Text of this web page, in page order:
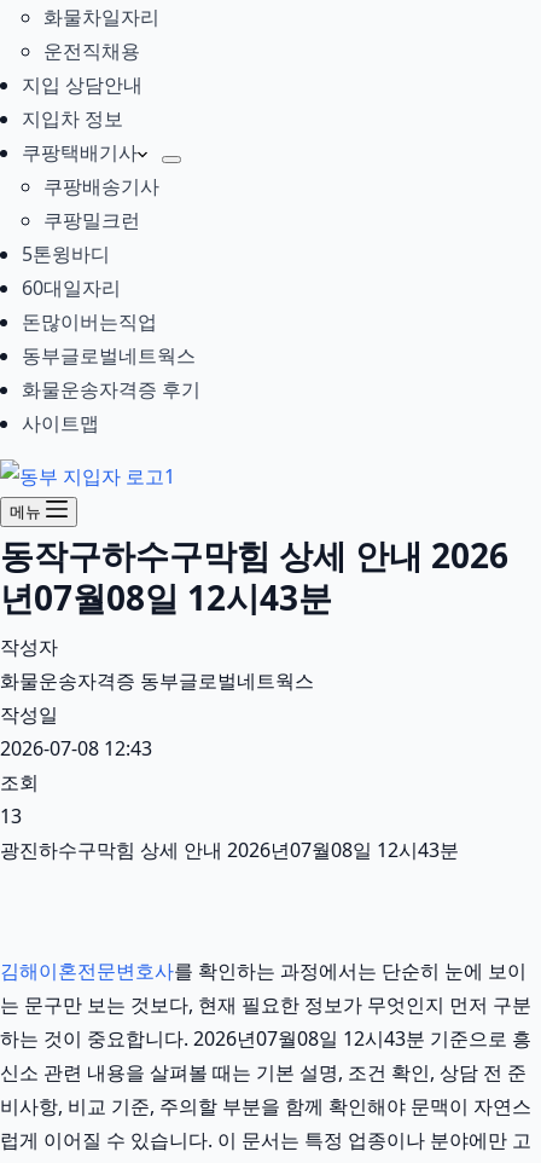
화물차일자리
운전직채용
지입 상담안내
지입차 정보
쿠팡택배기사
쿠팡배송기사
쿠팡밀크런
5톤윙바디
60대일자리
돈많이버는직업
동부글로벌네트웍스
화물운송자격증 후기
사이트맵
메뉴
동작구하수구막힘 상세 안내 2026
년07월08일 12시43분
작성자
화물운송자격증 동부글로벌네트웍스
작성일
2026-07-08 12:43
조회
13
광진하수구막힘 상세 안내 2026년07월08일 12시43분
김해이혼전문변호사를 확인하는 과정에서는 단순히 눈에 보이
는 문구만 보는 것보다, 현재 필요한 정보가 무엇인지 먼저 구분
하는 것이 중요합니다. 2026년07월08일 12시43분 기준으로 흥
신소 관련 내용을 살펴볼 때는 기본 설명, 조건 확인, 상담 전 준
비사항, 비교 기준, 주의할 부분을 함께 확인해야 문맥이 자연스
럽게 이어질 수 있습니다. 이 문서는 특정 업종이나 분야에만 고